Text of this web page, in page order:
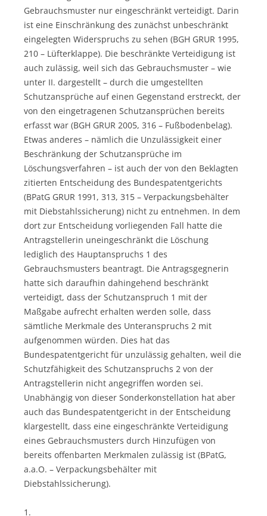
Gebrauchsmuster nur eingeschränkt verteidigt. Darin
ist eine Einschränkung des zunächst unbeschränkt
eingelegten Widerspruchs zu sehen (BGH GRUR 1995,
210 – Lüfterklappe). Die beschränkte Verteidigung ist
auch zulässig, weil sich das Gebrauchsmuster – wie
unter II. dargestellt – durch die umgestellten
Schutzansprüche auf einen Gegenstand erstreckt, der
von den eingetragenen Schutzansprüchen bereits
erfasst war (BGH GRUR 2005, 316 – Fußbodenbelag).
Etwas anderes – nämlich die Unzulässigkeit einer
Beschränkung der Schutzansprüche im
Löschungsverfahren – ist auch der von den Beklagten
zitierten Entscheidung des Bundespatentgerichts
(BPatG GRUR 1991, 313, 315 – Verpackungsbehälter
mit Diebstahlssicherung) nicht zu entnehmen. In dem
dort zur Entscheidung vorliegenden Fall hatte die
Antragstellerin uneingeschränkt die Löschung
lediglich des Hauptanspruchs 1 des
Gebrauchsmusters beantragt. Die Antragsgegnerin
hatte sich daraufhin dahingehend beschränkt
verteidigt, dass der Schutzanspruch 1 mit der
Maßgabe aufrecht erhalten werden solle, dass
sämtliche Merkmale des Unteranspruchs 2 mit
aufgenommen würden. Dies hat das
Bundespatentgericht für unzulässig gehalten, weil die
Schutzfähigkeit des Schutzanspruchs 2 von der
Antragstellerin nicht angegriffen worden sei.
Unabhängig von dieser Sonderkonstellation hat aber
auch das Bundespatentgericht in der Entscheidung
klargestellt, dass eine eingeschränkte Verteidigung
eines Gebrauchsmusters durch Hinzufügen von
bereits offenbarten Merkmalen zulässig ist (BPatG,
a.a.O. – Verpackungsbehälter mit
Diebstahlssicherung).
1.